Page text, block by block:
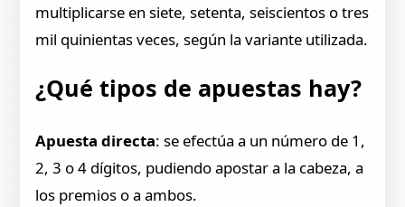
multiplicarse en siete, setenta, seiscientos o tres
mil quinientas veces, según la variante utilizada.
¿Qué tipos de apuestas hay?
Apuesta directa: se efectúa a un número de 1,
2, 3 o 4 dígitos, pudiendo apostar a la cabeza, a
los premios o a ambos.